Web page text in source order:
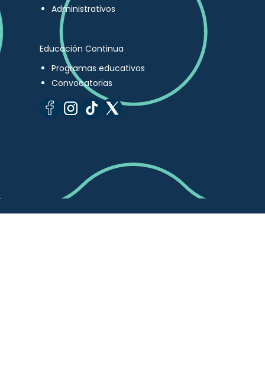
Administrativos
Educación Continua
Programas educativos
Convocatorias